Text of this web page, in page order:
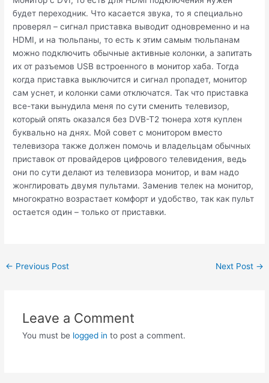
будет переходник. Что касается звука, то я специально
проверял – сигнал приставка выводит одновременно и на
HDMI, и на тюльпаны, то есть к этим самым тюльпанам
можно подключить обычные активные колонки, а запитать
их от разъемов USB встроенного в монитор хаба. Тогда
когда приставка выключится и сигнал пропадет, монитор
сам уснет, и колонки сами отключатся. Так что приставка
все-таки вынудила меня по сути сменить телевизор,
который опять оказался без DVB-T2 тюнера хотя куплен
буквально на днях. Мой совет с монитором вместо
телевизора также должен помочь и владельцам обычных
приставок от провайдеров цифрового телевидения, ведь
они по сути делают из телевизора монитор, и вам надо
жонглировать двумя пультами. Заменив телек на монитор,
многократно возрастает комфорт и удобство, так как пульт
остается один – только от приставки.
Post
← Previous Post Next Post →
Leave a Comment
You must be logged in to post a comment.